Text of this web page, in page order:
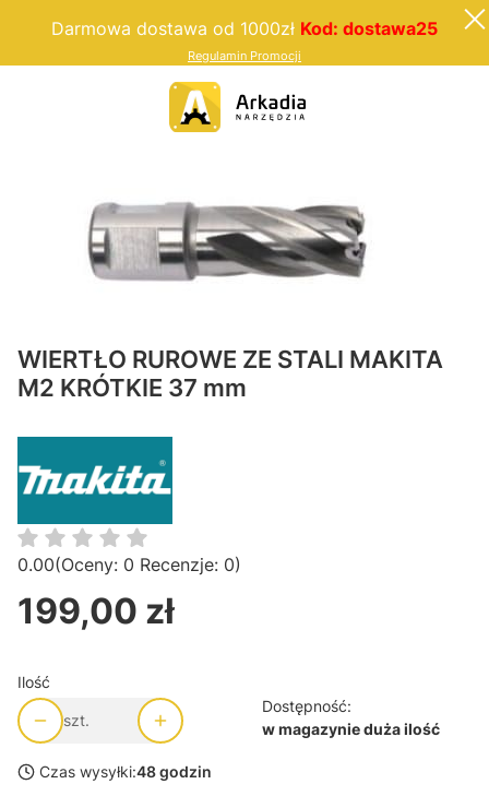
Darmowa dostawa od 1000zł Kod: dostawa25
Regulamin Promocji
WIERTŁO RUROWE ZE STALI MAKITA
M2 KRÓTKIE 37 mm
0.00(Oceny: 0 Recenzje: 0)
Cena
199,00 zł
Ilość
szt.
Dostępność:
w magazynie duża ilość
Czas wysyłki:48 godzin